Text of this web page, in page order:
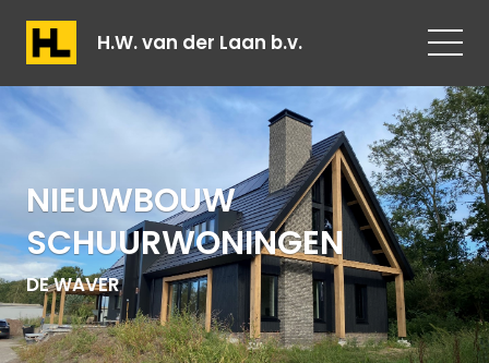
H.W. van der Laan b.v.
NIEUWBOUW
SCHUURWONINGEN
DE WAVER